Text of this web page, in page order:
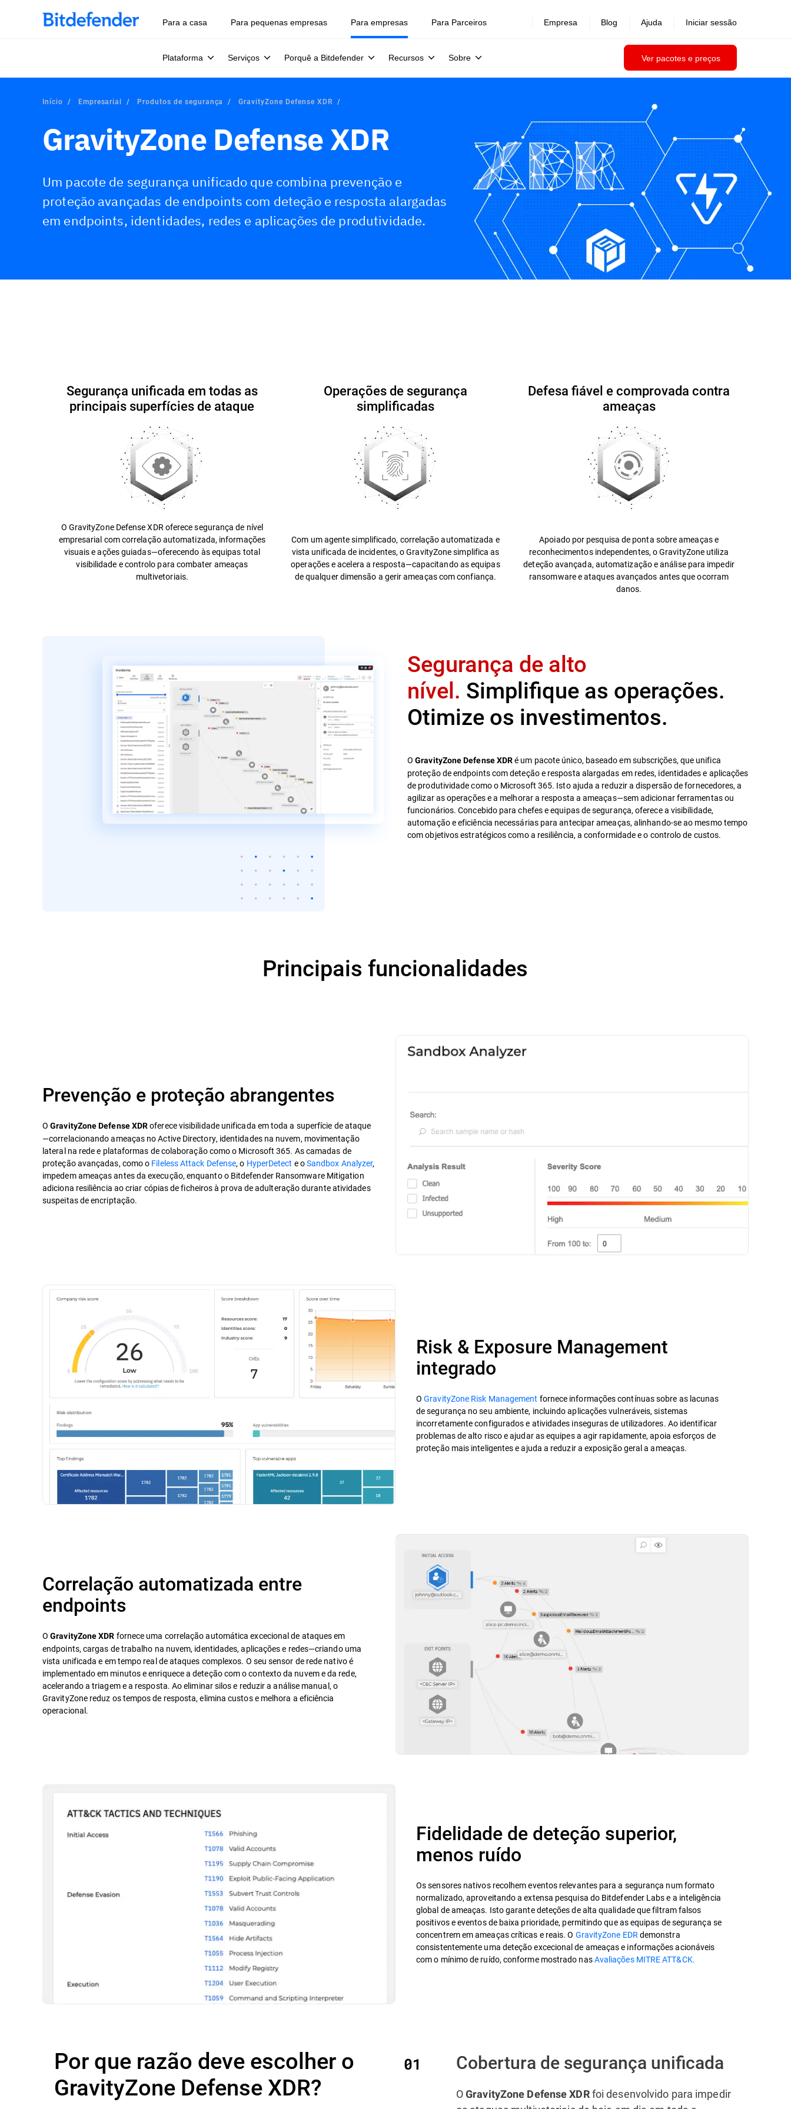
Para a casa Para pequenas empresas Para empresas
Plataforma Serviços Porquê a Bitdefender Recursos Sobre Ver pacotes e preços
Para Parceiros Empresa Blog Ajuda Iniciar sessão
Início Empresarial Produtos de segurança GravityZone Defense XDR
GravityZone Defense XDR
Um pacote de segurança unificado que combina prevenção e
proteção avançadas de endpoints com deteção e resposta alargadas
em endpoints, identidades, redes e aplicações de produtividade.
Segurança unificada em todas as
principais superfícies de ataque
O GravityZone Defense XDR oferece segurança de nível
empresarial com correlação automatizada, informações
visuais e ações guiadas—oferecendo às equipas total
visibilidade e controlo para combater ameaças
multivetoriais.
Operações de segurança
simplificadas
Com um agente simplificado, correlação automatizada e
vista unificada de incidentes, o GravityZone simplifica as
operações e acelera a resposta—capacitando as equipas
de qualquer dimensão a gerir ameaças com confiança.
Defesa fiável e comprovada contra
ameaças
Apoiado por pesquisa de ponta sobre ameaças e
reconhecimentos independentes, o GravityZone utiliza
deteção avançada, automatização e análise para impedir
ransomware e ataques avançados antes que ocorram
danos.
Segurança de alto
nível. Simplifique as operações.
Otimize os investimentos.
OGravityZone Defense XDRé um pacote único, baseado em subscrições, que unifica
proteção de endpoints com deteção e resposta alargadas em redes, identidades e aplicações
de produtividade como o Microsoft 365. Isto ajuda a reduzir a dispersão de fornecedores, a
agilizar as operações e a melhorar a resposta a ameaças—sem adicionar ferramentas ou
funcionários. Concebido para chefes e equipas de segurança, oferece a visibilidade,
automação e eficiência necessárias para antecipar ameaças, alinhando-se ao mesmo tempo
com objetivos estratégicos como a resiliência, a conformidade e o controlo de custos.
Principais funcionalidades
Prevenção e proteção abrangentes
OGravityZone Defense XDRoferece visibilidade unificada em toda a superfície de ataque
—correlacionando ameaças no Active Directory, identidades na nuvem, movimentação
lateral na rede e plataformas de colaboração como o Microsoft 365. As camadas de
proteção avançadas, como o Fileless Attack Defense, o HyperDetect e oSandbox Analyzer,
impedem ameaças antes da execução, enquanto o Bitdefender Ransomware Mitigation
adiciona resiliência ao criar cópias de ficheiros à prova de adulteração durante atividades
suspeitas de encriptação.
Risk & Exposure Management
integrado
OGravityZone Risk Management fornece informações contínuas sobre as lacunas
de segurança no seu ambiente, incluindo aplicações vulneráveis, sistemas
incorretamente configurados e atividades inseguras de utilizadores. Ao identificar
problemas de alto risco e ajudar as equipes a agir rapidamente, apoia esforços de
proteção mais inteligentes e ajuda a reduzir a exposição geral a ameaças.
Correlação automatizada entre
endpoints
OGravityZone XDR fornece uma correlação automática excecional de ataques em
endpoints, cargas de trabalho na nuvem, identidades, aplicações e redes—criando uma
vista unificada e em tempo real de ataques complexos. O seu sensor de rede nativo é
implementado em minutos e enriquece a deteção com o contexto da nuvem e da rede,
acelerando a triagem e a resposta. Ao eliminar silos e reduzir a análise manual, o
GravityZone reduz os tempos de resposta, elimina custos e melhora a eficiência
operacional.
Fidelidade de deteção superior,
menos ruído
Os sensores nativos recolhem eventos relevantes para a segurança num formato
normalizado, aproveitando a extensa pesquisa do Bitdefender Labs e a inteligência
global de ameaças. Isto garante deteções de alta qualidade que filtram falsos
positivos e eventos de baixa prioridade, permitindo que as equipas de segurança se
concentrem em ameaças críticas e reais. O GravityZone EDRdemonstra
consistentemente uma deteção excecional de ameaças e informações acionáveis
com o mínimo de ruído, conforme mostrado nasAvaliações MITRE ATT&CK.
Por que razão deve escolher o
GravityZone Defense XDR?
Cobertura de segurança unificada
OGravityZone Defense XDRfoi desenvolvido para impedir